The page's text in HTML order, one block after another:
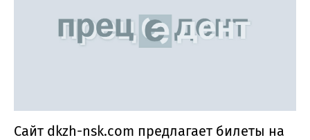
Сайт dkzh-nsk.com предлагает билеты на